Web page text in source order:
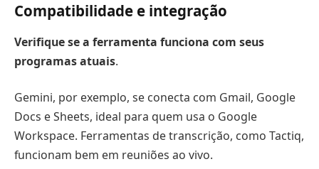
Compatibilidade e integração
Verifique se a ferramenta funciona com seus
programas atuais.
Gemini, por exemplo, se conecta com Gmail, Google
Docs e Sheets, ideal para quem usa o Google
Workspace. Ferramentas de transcrição, como Tactiq,
funcionam bem em reuniões ao vivo.